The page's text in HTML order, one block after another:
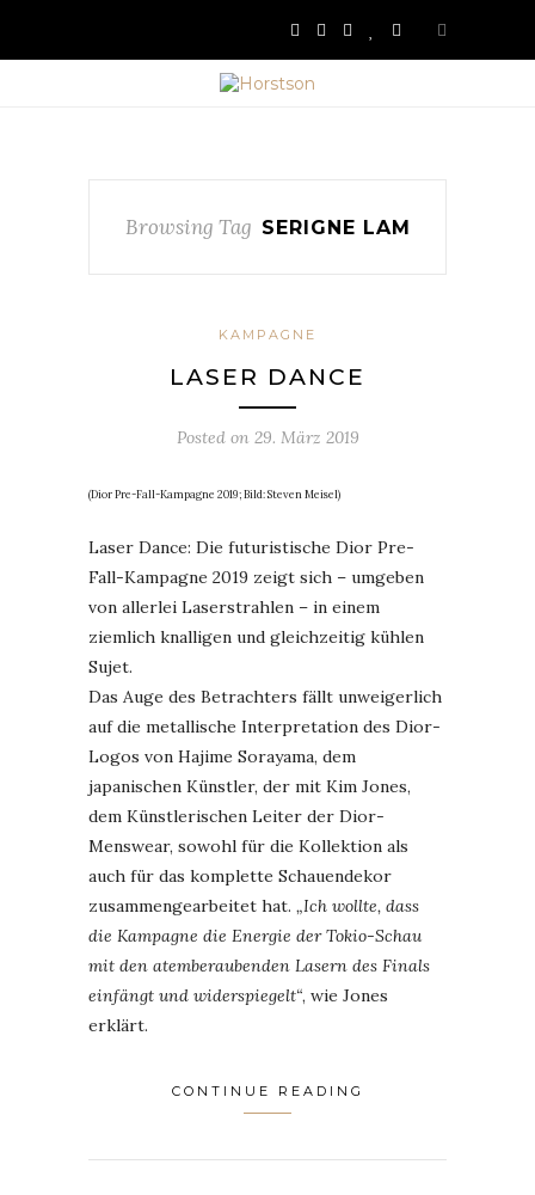
Browsing Tag SERIGNE LAM
KAMPAGNE
LASER DANCE
Posted on 29. März 2019
(Dior Pre-Fall-Kampagne 2019; Bild: Steven Meisel)
Laser Dance: Die futuristische Dior Pre-
Fall-Kampagne 2019 zeigt sich – umgeben
von allerlei Laserstrahlen – in einem
ziemlich knalligen und gleichzeitig kühlen
Sujet.
Das Auge des Betrachters fällt unweigerlich
auf die metallische Interpretation des Dior-
Logos von Hajime Sorayama, dem
japanischen Künstler, der mit Kim Jones,
dem Künstlerischen Leiter der Dior-
Menswear, sowohl für die Kollektion als
auch für das komplette Schauendekor
zusammengearbeitet hat. „Ich wollte, dass
die Kampagne die Energie der Tokio-Schau
mit den atemberaubenden Lasern des Finals
einfängt und widerspiegelt“, wie Jones
erklärt.
CONTINUE READING